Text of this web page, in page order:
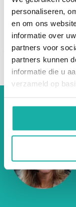
personaliseren,
en om ons
informatie over
partners voor
partners kunnen
informatie die u
verzameld op
Met deze test
verhouding van
Dit zegt iets over:
De
Je
Je
Mogelijke
Voor wie is
Deze test is